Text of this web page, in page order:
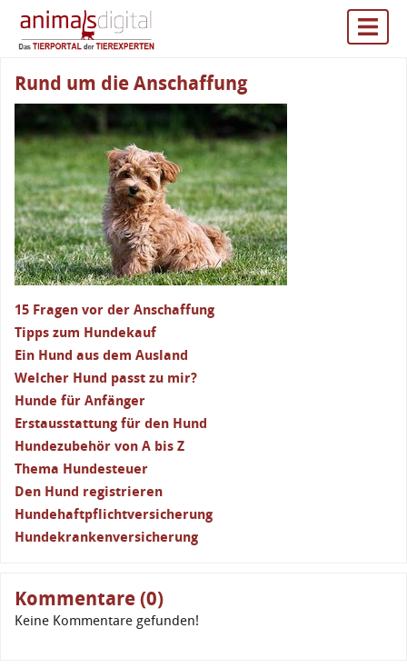
Rund um die Anschaffung
15 Fragen vor der Anschaffung
Tipps zum Hundekauf
Ein Hund aus dem Ausland
Welcher Hund passt zu mir?
Hunde für Anfänger
Erstausstattung für den Hund
Hundezubehör von A bis Z
Thema Hundesteuer
Den Hund registrieren
Hundehaftpflichtversicherung
Hundekrankenversicherung
Kommentare (0)
Keine Kommentare gefunden!